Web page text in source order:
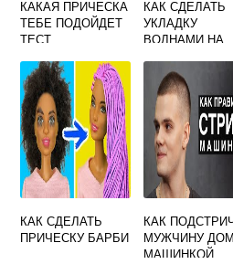
КАКАЯ ПРИЧЕСКА
ТЕБЕ ПОДОЙДЕТ
ТЕСТ
КАК СДЕЛАТЬ
УКЛАДКУ
ВОЛНАМИ НА
ВОЛОСЫ
КАК СДЕЛАТЬ
ПРИЧЕСКУ БАРБИ
КАК
МУЖЧИНУ
МАШИНКОЙ